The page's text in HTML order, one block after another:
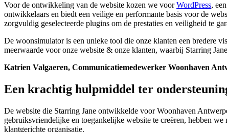
Voor de ontwikkeling van de website kozen we voorWordPress,
ontwikkelaars en biedt een veilige en performante basis voor de
zorgvuldig geselecteerde plugins om de prestaties en veiligheid te
De woonsimulator is een unieke tool die onze klanten een bredere
meerwaarde voor onze website & onze klanten, waarbij Starring
Katrien Valgaeren, Communicatiemedewerker Woonhaven
Een krachtig hulpmiddel ter
De website die Starring Jane ontwikkelde voor Woonhaven
gebruiksvriendelijke en toegankelijke website te creëren, hebben
klantgerichte organisatie.